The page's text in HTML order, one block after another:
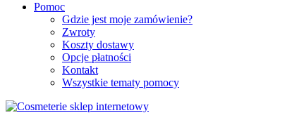
Pomoc
Gdzie jest moje zamówienie?
Zwroty
Koszty dostawy
Opcje płatności
Kontakt
Wszystkie tematy pomocy